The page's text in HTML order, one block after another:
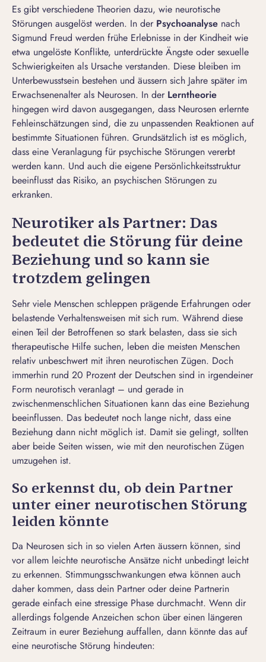
Es gibt verschiedene Theorien dazu, wie neurotische
Störungen ausgelöst werden. In der Psychoanalyse nach
Sigmund Freud werden frühe Erlebnisse in der Kindheit wie
etwa ungelöste Konflikte, unterdrückte Ängste oder sexuelle
Schwierigkeiten als Ursache verstanden. Diese bleiben im
Unterbewusstsein bestehen und äussern sich Jahre später im
Erwachsenenalter als Neurosen. In der Lerntheorie
hingegen wird davon ausgegangen, dass Neurosen erlernte
Fehleinschätzungen sind, die zu unpassenden Reaktionen auf
bestimmte Situationen führen. Grundsätzlich ist es möglich,
dass eine Veranlagung für psychische Störungen vererbt
werden kann. Und auch die eigene Persönlichkeitsstruktur
beeinflusst das Risiko, an psychischen Störungen zu
erkranken.
Neurotiker als Partner: Das
bedeutet die Störung für deine
Beziehung und so kann sie
trotzdem gelingen
Sehr viele Menschen schleppen prägende Erfahrungen oder
belastende Verhaltensweisen mit sich rum. Während diese
einen Teil der Betroffenen so stark belasten, dass sie sich
therapeutische Hilfe suchen, leben die meisten Menschen
relativ unbeschwert mit ihren neurotischen Zügen. Doch
immerhin rund 20 Prozent der Deutschen sind in irgendeiner
Form neurotisch veranlagt – und gerade in
zwischenmenschlichen Situationen kann das eine Beziehung
beeinflussen. Das bedeutet noch lange nicht, dass eine
Beziehung dann nicht möglich ist. Damit sie gelingt, sollten
aber beide Seiten wissen, wie mit den neurotischen Zügen
umzugehen ist.
So erkennst du, ob dein Partner
unter einer neurotischen Störung
leiden könnte
Da Neurosen sich in so vielen Arten äussern können, sind
vor allem leichte neurotische Ansätze nicht unbedingt leicht
zu erkennen. Stimmungsschwankungen etwa können auch
daher kommen, dass dein Partner oder deine Partnerin
gerade einfach eine stressige Phase durchmacht. Wenn dir
allerdings folgende Anzeichen schon über einen längeren
Zeitraum in eurer Beziehung auffallen, dann könnte das auf
eine neurotische Störung hindeuten: